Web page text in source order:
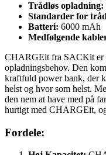
Trådløs opladning:
Standarder for
Batteri: 6000 mAh
Medfølgende
CHARGEit fra SACKit er
opladningsbehov. Den
kraftfuld power bank, der
helst og hvor som helst.
den nem at have med på
hurtigt med CHARGEit,
Fordele: